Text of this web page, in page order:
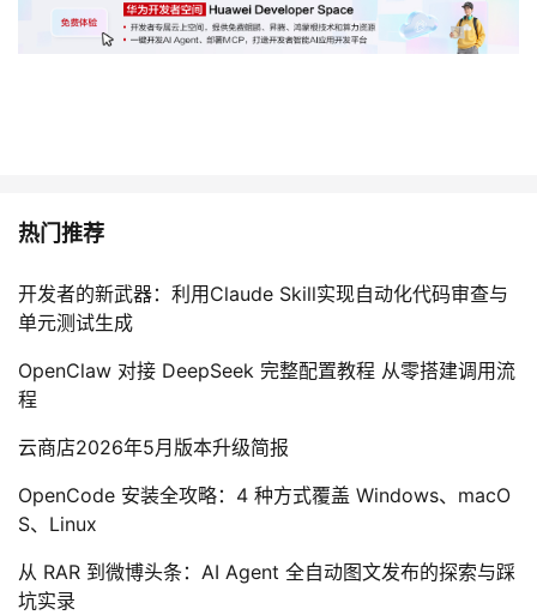
热门推荐
开发者的新武器：利用Claude Skill实现自动化代码审查与
单元测试生成
OpenClaw 对接 DeepSeek 完整配置教程 从零搭建调用流
程
云商店2026年5月版本升级简报
OpenCode 安装全攻略：4 种方式覆盖 Windows、macO
S、Linux
从 RAR 到微博头条：AI Agent 全自动图文发布的探索与踩
坑实录